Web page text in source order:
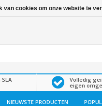
Volledig
eigen
NIEUWSTE PRODUCTEN
van cookies om onze website te